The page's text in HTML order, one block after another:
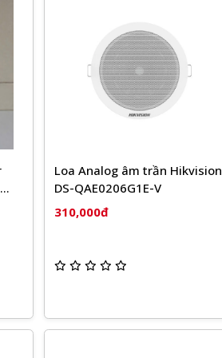
Loa Analog âm trần Hikvision
DS-QAE0206G1E-V
310,000đ